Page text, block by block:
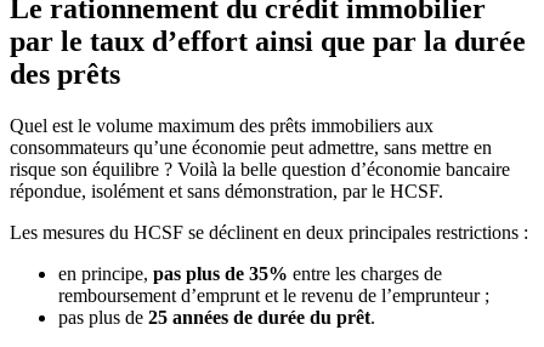
Le rationnement du crédit immobilier
par le taux d’effort ainsi que par la durée
des prêts
Quel est le volume maximum des prêts immobiliers aux
consommateurs qu’une économie peut admettre, sans mettre en
risque son équilibre ? Voilà la belle question d’économie bancaire
répondue, isolément et sans démonstration, par le HCSF.
Les mesures du HCSF se déclinent en deux principales restrictions :
en principe, pas plus de 35% entre les charges de
remboursement d’emprunt et le revenu de l’emprunteur ;
pas plus de 25 années de durée du prêt.